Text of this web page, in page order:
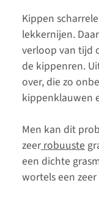
Kippen
lekkernijen.
verloop van tijd
de kippenren.
over, die zo
kippenklauwen
Men kan dit
zeer robuuste
een dichte
wortels een